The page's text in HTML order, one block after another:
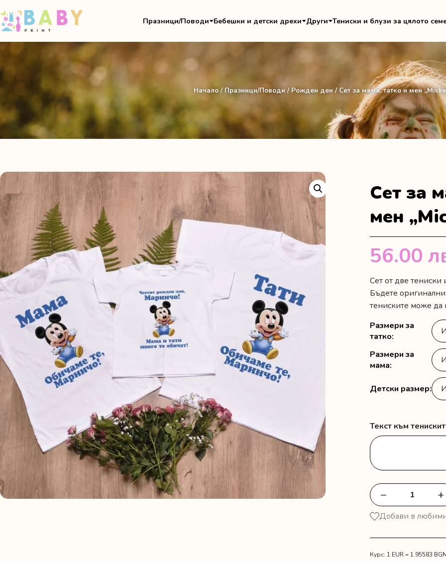
Празници/Поводи Бебешки и детски дрехи Други Тениски и блузи за цялото
Начало/ Празници/Поводи/Рожден ден / Сет за мама, татко и мен
Сет за
мен
56.00
Сет от две
Бъдете
тениските може да
Размери за
татко
Размери за
мама
Детски размер
Текст към
количество
за
Сет
мама,
татко
− +
Добави в
Курс: 1 EUR = 1.95583